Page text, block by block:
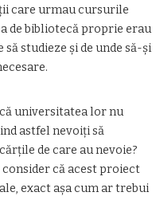
care urmau cursurile
de bibliotecă proprie erau
studieze și de unde să-și
universitatea lor nu
astfel nevoiți să
de care au nevoie?
că acest proiect
exact așa cum ar trebui